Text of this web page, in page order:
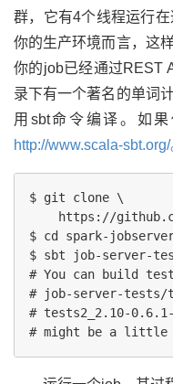
群，它有4个线程运行
你的生产环境而言，这
你的job已经通过REST
录下有一个著名的单词
用sbt命令编译。如
http://www.scala-sbt.org/
$ git clone \
https://
$ cd spark-
$ sbt job-server-
# You can build
# job-server-tests/
# tests2_2.10-0.6.1-